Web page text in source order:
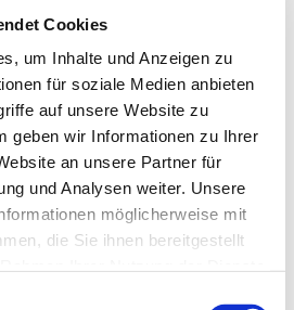
Cookies
um Inhalte und Anzeigen zu
für soziale Medien anbieten
auf unsere Website zu
geben wir Informationen zu Ihrer
an unsere Partner für
und Analysen weiter. Unsere
möglicherweise mit
die Sie ihnen bereitgestellt
Mahlow